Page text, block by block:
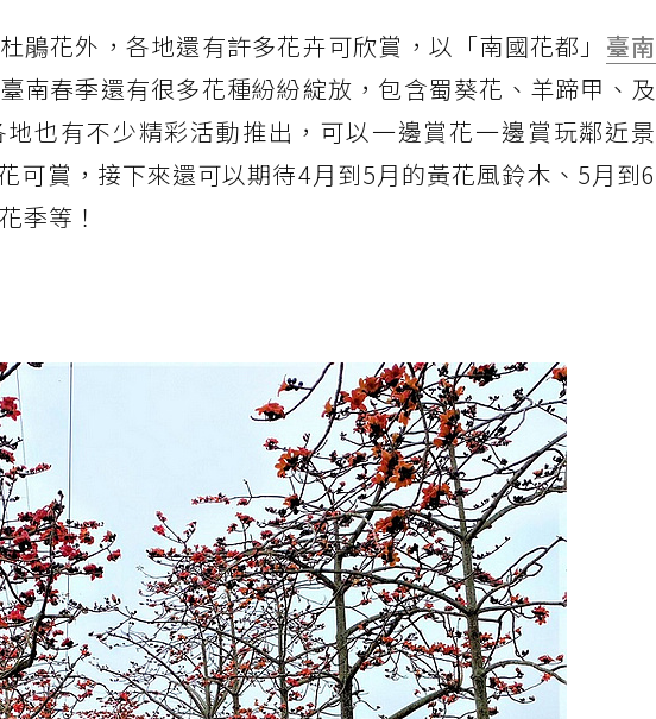
鵑花外，各地還有許多花卉可欣賞，以「南國花都」 臺南
南春季還有很多花種紛紛綻放，包含蜀葵花、羊蹄甲、及
也有不少精彩活動推出，可以一邊賞花一邊賞玩鄰近景
可賞，接下來還可以期待4月到5月的黃花風鈴木、5月到6
季等！